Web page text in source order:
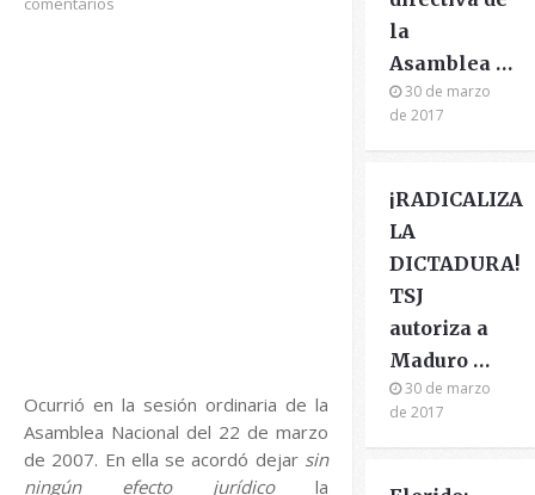
Ocurrió en la sesión ordinaria de la
Asamblea Nacional del 22 de marzo
de 2007. En ella se acordó dejar sin
ningún efecto jurídicola
la
Asamblea …
30 de marzo
de 2017
¡RADICALIZA
LA
DICTADURA!
TSJ
autoriza a
Maduro …
30 de marzo
de 2017